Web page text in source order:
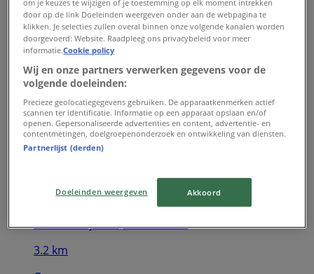
Invito
Leidsestraat 5, Amsterdam
2.7 km
Open
Invito
Nieuwendijk 181, Amsterdam
3.2 km
om je keuzes te wijzigen of je toestemming op elk moment intrekken
door op de link Doeleinden weergeven onder aan de webpagina te
klikken. Je selecties zullen overal binnen onze volgende kanalen worden
doorgevoerd: Website. Raadpleeg ons privacybeleid voor meer
informatie.Cookie policy
Wij en onze partners verwerken gegevens voor de
volgende doeleinden:
Precieze geolocatiegegevens gebruiken. De apparaatkenmerken actief
scannen ter identificatie. Informatie op een apparaat opslaan en/of
openen. Gepersonaliseerde advertenties en content, advertentie- en
contentmetingen, doelgroepenonderzoek en ontwikkeling van diensten.
Partnerlijst (derden)
Doeleinden weergeven Akkoord